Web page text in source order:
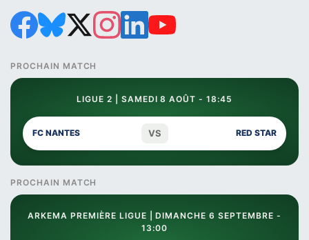
PROCHAIN MATCH
LIGUE 2 | SAMEDI 8 AOÛT - 18:45
FC NANTES VS RED STAR
PROCHAIN MATCH
ARKEMA PREMIÈRE LIGUE | DIMANCHE 6 SEPTEMBRE -
13:00